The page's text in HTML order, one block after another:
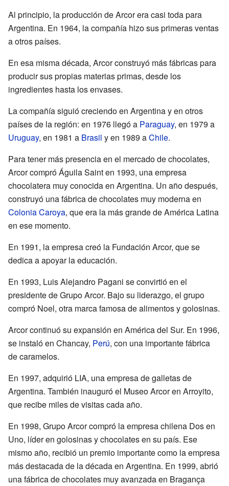
Al principio, la producción de Arcor era casi toda para
Argentina. En 1964, la compañía hizo sus primeras ventas
a otros países.
En esa misma década, Arcor construyó más fábricas para
producir sus propias materias primas, desde los
ingredientes hasta los envases.
La compañía siguió creciendo en Argentina y en otros
países de la región: en 1976 llegó a Paraguay, en 1979 a
Uruguay, en 1981 a Brasil y en 1989 aChile.
Para tener más presencia en el mercado de chocolates,
Arcor compró Águila Saint en 1993, una empresa
chocolatera muy conocida en Argentina. Un año después,
construyó una fábrica de chocolates muy moderna en
Colonia Caroya, que era la más grande de América Latina
en ese momento.
En 1991, la empresa creó la Fundación Arcor, que se
dedica a apoyar la educación.
En 1993, Luis Alejandro Pagani se convirtió en el
presidente de Grupo Arcor. Bajo su liderazgo, el grupo
compró Noel, otra marca famosa de alimentos y golosinas.
Arcor continuó su expansión en América del Sur. En 1996,
se instaló en Chancay, Perú, con una importante fábrica
de caramelos.
En 1997, adquirió LIA, una empresa de galletas de
Argentina. También inauguró el Museo Arcor en Arroyito,
que recibe miles de visitas cada año.
En 1998, Grupo Arcor compró la empresa chilena Dos en
Uno, líder en golosinas y chocolates en su país. Ese
mismo año, recibió un premio importante como la empresa
más destacada de la década en Argentina. En 1999, abrió
una fábrica de chocolates muy avanzada en Bragança